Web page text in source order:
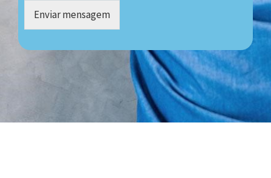
Enviar mensagem